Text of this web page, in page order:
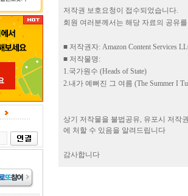
저작권 보호요청이 접수되었습니다.
회원 여러분께서는 해당 자료의 공유
■ 저작권자: Amazon Content Services
■ 저작물명:
1.국가원수 (Heads of State)
2.내가 예뻐진 그 여름 (The Summer I
상기 저작물을 불법공유, 유포시 저작
에 처할 수 있음을 알려드립니다
감사합니다